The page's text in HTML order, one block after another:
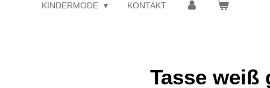
KINDERMODE KONTAKT
Tasse weiß